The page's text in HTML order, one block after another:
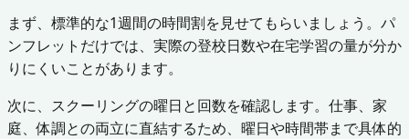
まず、標準的な1週間の時間割を見せてもらいましょう。パ
ンフレットだけでは、実際の登校日数や在宅学習の量が分か
りにくいことがあります。
次に、スクーリングの曜日と回数を確認します。仕事、家
庭、体調との両立に直結するため、曜日や時間帯まで具体的